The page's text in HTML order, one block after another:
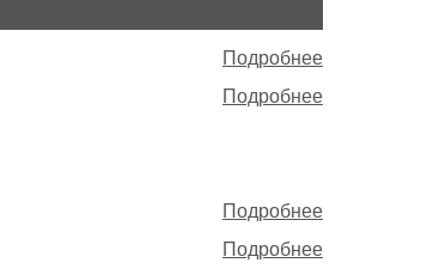
Подробнее
Подробнее
Подробнее
Подробнее